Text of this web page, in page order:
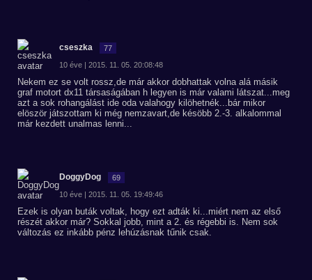
cseszka 77
10 éve | 2015. 11. 05. 20:08:48
Nekem ez se volt rossz,de már akkor dobhattak volna alá másik
graf motort dx11 társaságában h legyen is már valami látszat...meg
azt a sok rohangálást ide oda valahogy kilöhetnék...bár mikor
elöször játszottam ki még nemzavart,de késöbb 2.-3. alkalommal
már kezdett unalmas lenni...
DoggyDog 69
10 éve | 2015. 11. 05. 19:49:46
Ezek is olyan buták voltak, hogy ezt adták ki...miért nem az első
részét akkor már? Sokkal jobb, mint a 2. és régebbi is. Nem sok
változás ez inkább pénz lehúzásnak tűnik csak.